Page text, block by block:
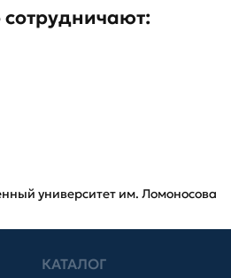
университет им. Ломоносова
КАТАЛОГ